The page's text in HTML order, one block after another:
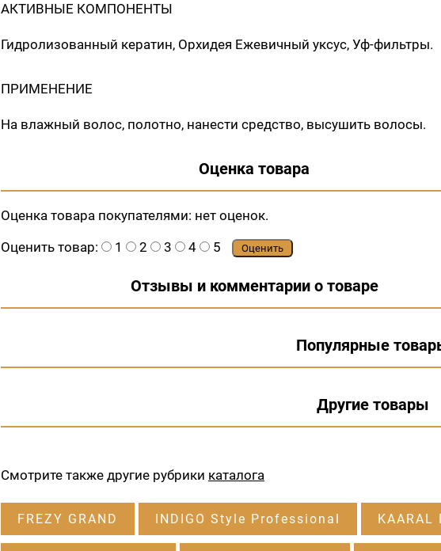
АКТИВНЫЕ КОМПОНЕНТЫ
Гидролизованный кератин, Орхидея Ежевичный уксус, Уф-фильтры.
ПРИМЕНЕНИЕ
На влажный волос, полотно, нанести средство, высушить волосы.
Оценка товара
Оценка товара покупателями: нет оценок.
Оценить товар:
1 2 3 4 5 Оценить
Отзывы и комментарии о товаре
Популярные
Другие товары
Смотрите также другие рубрики каталога
FREZY GRAND INDIGO Style Professional